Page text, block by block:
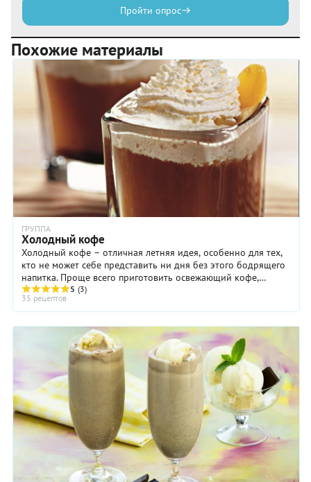
Пройти опрос
Похожие материалы
ГРУППА
Холодный кофе
Холодный кофе – отличная летняя идея, особенно для тех,
кто не может себе представить ни дня без этого бодрящего
напитка. Проще всего приготовить освежающий кофе,
добавив лед. Не делайте лед только ...
5 (3)
35 рецептов